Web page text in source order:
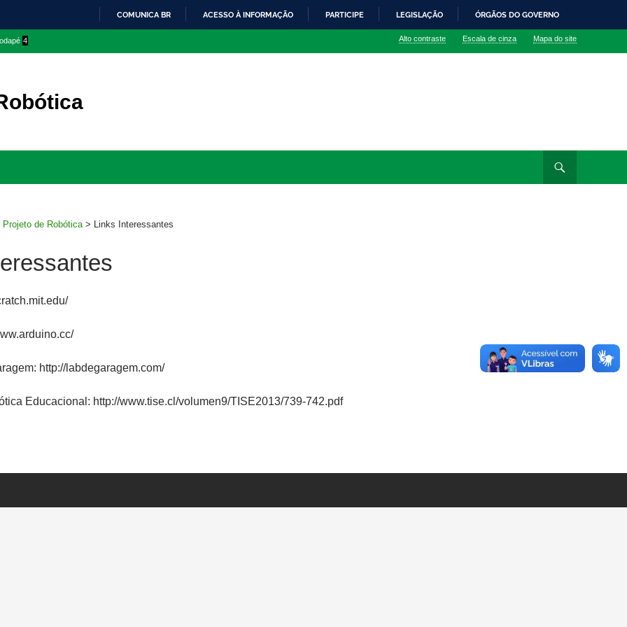
O
COMUNICA BR ACESSO À INFORMAÇÃO PARTICIPE LEGISLAÇÃO ÓRGÃOS DO GOVERNO
4 Alto contraste Escala de cinza Mapa do site
Projeto de Robótica > Links Interessantes
http://labdegaragem.com/
Educacional: http://www.tise.cl/volumen9/TISE2013/739-742.pdf